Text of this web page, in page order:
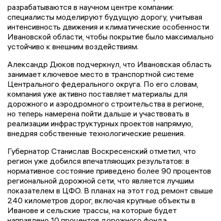
разрабатываются в научном центре компании:
специалисты моделируют будущую дорогу, учитывая
интенсивность движения и климатические особенности
Ивановской области, чтобы покрытие было максимально
устойчиво к внешним воздействиям.
Александр Дюков подчеркнул, что Ивановская область
занимает ключевое место в транспортной системе
Центрального федерального округа. По его словам,
компания уже активно поставляет материалы для
дорожного и аэродромного строительства в регионе,
но теперь намерена пойти дальше и участвовать в
реализации инфраструктурных проектов напрямую,
внедряя собственные технологические решения.
Губернатор Станислав Воскресенский отметил, что
регион уже добился впечатляющих результатов: в
нормативное состояние приведено более 90 процентов
региональной дорожной сети, что является лучшим
показателем в ЦФО. В планах на этот год ремонт свыше
240 километров дорог, включая крупные объекты в
Иванове и сельские трассы, на которые будет